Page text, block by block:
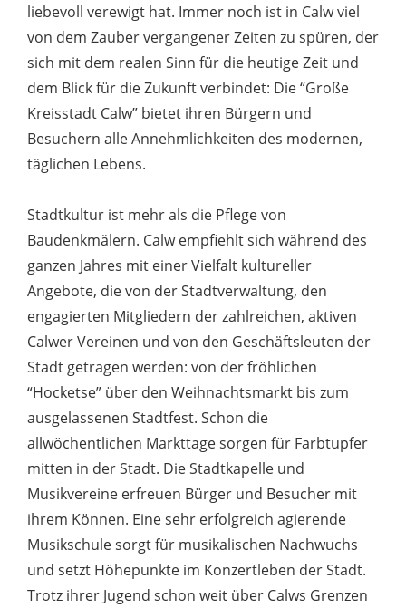
liebevoll verewigt hat. Immer noch ist in Calw viel
von dem Zauber vergangener Zeiten zu spüren, der
sich mit dem realen Sinn für die heutige Zeit und
dem Blick für die Zukunft verbindet: Die “Große
Kreisstadt Calw” bietet ihren Bürgern und
Besuchern alle Annehmlichkeiten des modernen,
täglichen Lebens.
Stadtkultur ist mehr als die Pflege von
Baudenkmälern. Calw empfiehlt sich während des
ganzen Jahres mit einer Vielfalt kultureller
Angebote, die von der Stadtverwaltung, den
engagierten Mitgliedern der zahlreichen, aktiven
Calwer Vereinen und von den Geschäftsleuten der
Stadt getragen werden: von der fröhlichen
“Hocketse” über den Weihnachtsmarkt bis zum
ausgelassenen Stadtfest. Schon die
allwöchentlichen Markttage sorgen für Farbtupfer
mitten in der Stadt. Die Stadtkapelle und
Musikvereine erfreuen Bürger und Besucher mit
ihrem Können. Eine sehr erfolgreich agierende
Musikschule sorgt für musikalischen Nachwuchs
und setzt Höhepunkte im Konzertleben der Stadt.
Trotz ihrer Jugend schon weit über Calws Grenzen